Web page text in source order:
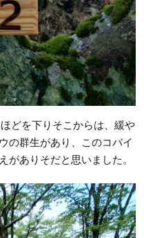
どを下りそこからは、緩や
の群生があり、このコバイ
がありそだと思いました。